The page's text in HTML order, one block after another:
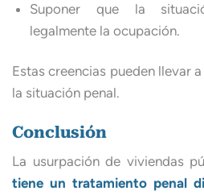
Suponer que la
legalmente la ocupación.
Estas creencias pueden llevar
la situación penal.
Conclusión
La usurpación de viviendas
tiene un tratamiento penal